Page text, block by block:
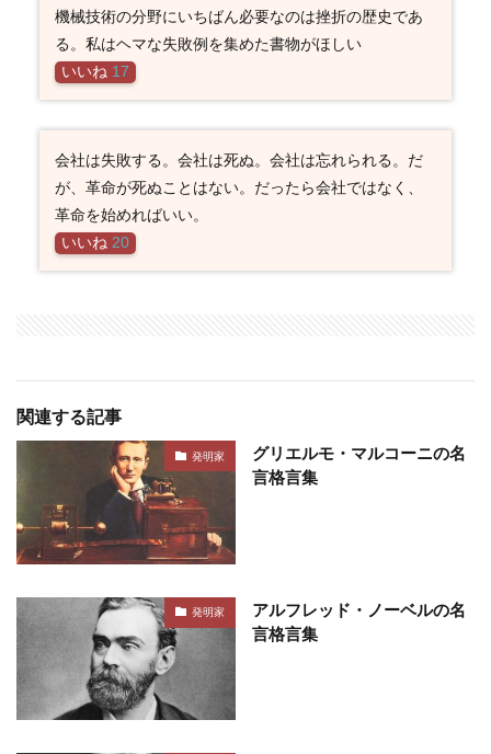
機械技術の分野にいちばん必要なのは挫折の歴史であ
る。私はヘマな失敗例を集めた書物がほしい
いいね 17
会社は失敗する。会社は死ぬ。会社は忘れられる。だ
が、革命が死ぬことはない。だったら会社ではなく、
革命を始めればいい。
いいね 20
関連する記事
発明家
グリエルモ・マルコーニの名
言格言集
発明家
アルフレッド・ノーベルの名
言格言集